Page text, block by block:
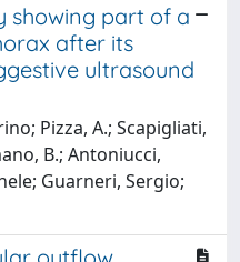
showing part of a
after its
ultrasound
Pizza, A.; Scapigliati,
B.; Antoniucci,
Guarneri, Sergio;